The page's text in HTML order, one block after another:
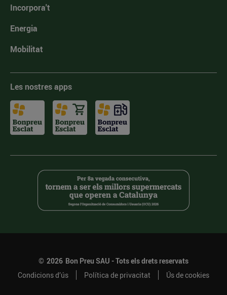
Incorpora't
Energia
Mobilitat
Les nostres apps
© 2026 Bon Preu SAU - Tots els drets reservats
Condicions d’ús
Política de privacitat Ús de cookies